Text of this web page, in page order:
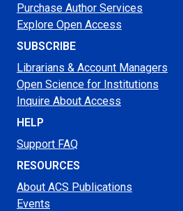
Purchase Author Services
Explore Open Access
SUBSCRIBE
Librarians & Account Managers
Open Science for Institutions
Inquire About Access
HELP
Support FAQ
RESOURCES
About ACS Publications
Events